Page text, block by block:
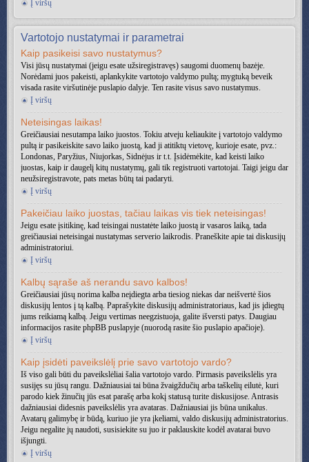
Į viršų
Vartotojo nustatymai ir parametrai
Kaip pasikeisi savo nustatymus?
Visi jūsų nustatymai (jeigu esate užsiregistravęs) saugomi duomenų bazėje.
Norėdami juos pakeisti, aplankykite vartotojo valdymo pultą; mygtuką beveik
visada rasite viršutinėje puslapio dalyje. Ten rasite visus savo nustatymus.
Į viršų
Neteisingas laikas!
Greičiausiai nesutampa laiko juostos. Tokiu atveju keliaukite į vartotojo valdymo
pultą ir pasikeiskite savo laiko juostą, kad ji atitiktų vietovę, kurioje esate, pvz.:
Londonas, Paryžius, Niujorkas, Sidnėjus ir t.t. Įsidėmėkite, kad keisti laiko
juostas, kaip ir daugelį kitų nustatymų, gali tik registruoti vartotojai. Taigi jeigu dar
neužsiregistravote, pats metas būtų tai padaryti.
Į viršų
Pakeičiau laiko juostas, tačiau laikas vis tiek neteisingas!
Jeigu esate įsitikinę, kad teisingai nustatėte laiko juostą ir vasaros laiką, tada
greičiausiai neteisingai nustatymas serverio laikrodis. Praneškite apie tai diskusijų
administratoriui.
Į viršų
Kalbų sąraše aš nerandu savo kalbos!
Greičiausiai jūsų norima kalba neįdiegta arba tiesiog niekas dar neišvertė šios
diskusijų lentos į tą kalbą. Paprašykite diskusijų administratoriaus, kad jis įdiegtų
jums reikiamą kalbą. Jeigu vertimas neegzistuoja, galite išversti patys. Daugiau
informacijos rasite phpBB puslapyje (nuorodą rasite šio puslapio apačioje).
Į viršų
Kaip įsidėti paveikslėlį prie savo vartotojo vardo?
Iš viso gali būti du paveikslėliai šalia vartotojo vardo. Pirmasis paveikslėlis yra
susijęs su jūsų rangu. Dažniausiai tai būna žvaigždučių arba taškelių eilutė, kuri
parodo kiek žinučių jūs esat parašę arba kokį statusą turite diskusijose. Antrasis
dažniausiai didesnis paveikslėlis yra avataras. Dažniausiai jis būna unikalus.
Avatarų galimybę ir būdą, kuriuo jie yra įkeliami, valdo diskusijų administratorius.
Jeigu negalite jų naudoti, susisiekite su juo ir paklauskite kodėl avatarai buvo
išjungti.
Į viršų